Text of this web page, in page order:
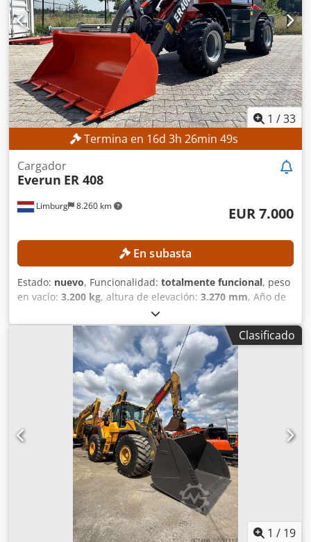
1 /33
Termina en 16d 3h 26min 46s
Limburg 8.260 km
Cargador
Everun ER 408
EUR 7.000
En subasta
Estado: nuevo, Funcionalidad: totalmente funcional, peso
en vacío: 3.200 kg, altura de elevación: 3.270 mm, Año de
, horas de funcionamiento:
de carga:800 kg, número de máquina/vehículo:250815,
¡La máquina es nueva y no se ha utilizado! DETALLES
TÉCNICOS Altura máxima de elevación: 3.270 mm
Capacidad de carga: 800 kg Capacidad de la cuchara: 0,38
m³ DETALLES DE LA MÁQUINA Dimensiones y peso
Dimensiones (largo x ancho x alto): 4.706 x 1.570 x 2.480
mm Peso: 3.200 kg Tamaño de los neumáticos: 31 × 15,5 ×
15 Fabricante del motor: Changchai Tipo de motor:
ZN390BT-25G Potencia del motor: 18,4 kW Número de
cilindros: 3 Dkjdpszr D Uyefx Amxer Tipo de combustible:
Diésel Norma de emisiones: Euro 5 Depósito de
combustible: 70 l Horas de funcionamiento registradas: 1 h
EQUIPAMIENTO Acoplamiento rápido Bloqueo de elevación
Cabina con calefacción Cuchara de excavación con dientes
Asiento tapizado Certificación CE
Clasificado
1 / 19